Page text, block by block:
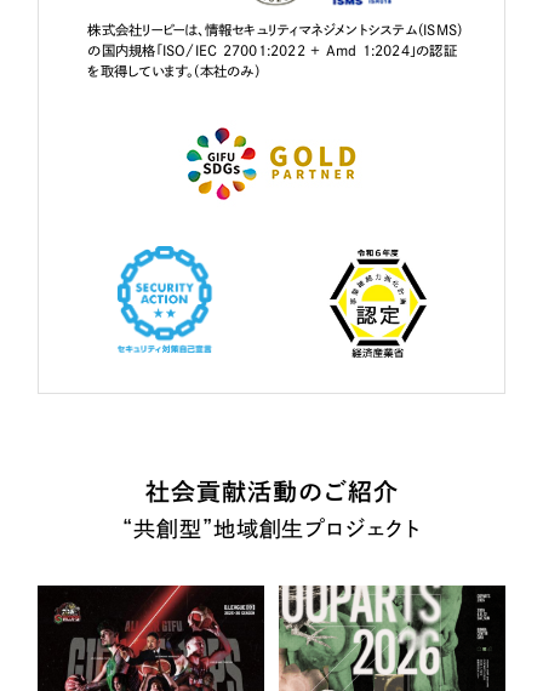
株式会社リーピーは、情報セキュリティマネジメントシステム（ISMS）
の国内規格「ISO/IEC 27001:2022 + Amd 1:2024」の認証
を取得しています。（本社のみ）
社会貢献活動のご紹介
“共創型”地域創生プロジェクト